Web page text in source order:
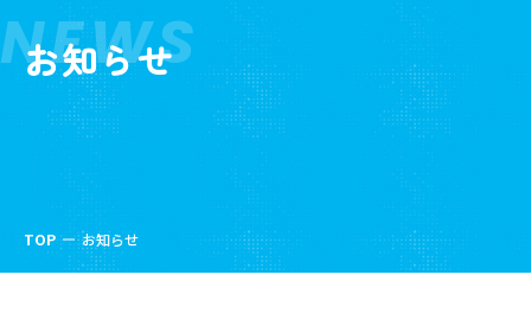
お知らせ
NEWS
TOP お知らせ